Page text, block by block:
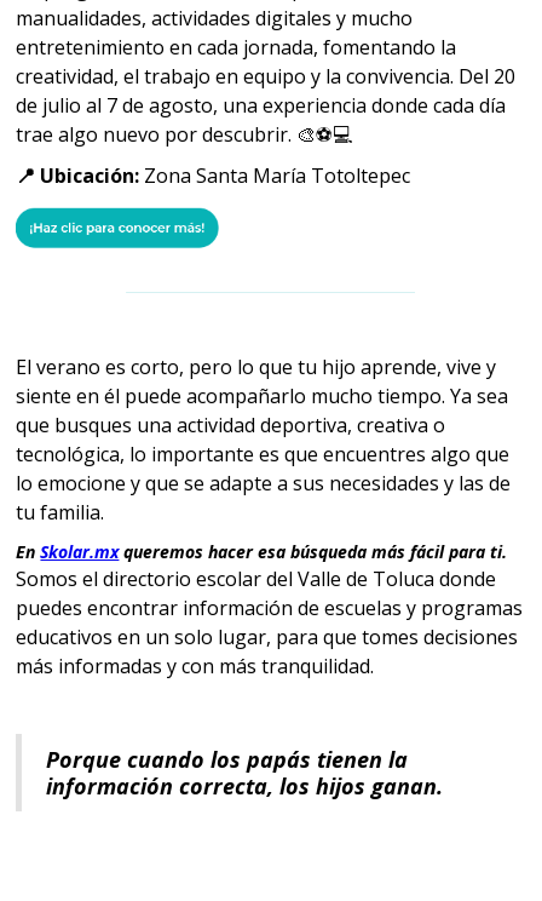
manualidades, actividades digitales y mucho
entretenimiento en cada jornada, fomentando la
creatividad, el trabajo en equipo y la convivencia. Del 20
de julio al 7 de agosto, una experiencia donde cada día
trae algo nuevo por descubrir. 🎨⚽💻
📍 Ubicación: Zona Santa María Totoltepec
El verano es corto, pero lo que tu hijo aprende, vive y
siente en él puede acompañarlo mucho tiempo. Ya sea
que busques una actividad deportiva, creativa o
tecnológica, lo importante es que encuentres algo que
lo emocione y que se adapte a sus necesidades y las de
tu familia.
EnSkolar.mxqueremos hacer esa búsqueda más fácil para ti.
Somos el directorio escolar del Valle de Toluca donde
puedes encontrar información de escuelas y programas
educativos en un solo lugar, para que tomes decisiones
más informadas y con más tranquilidad.
Porque cuando los papás tienen la
información correcta, los hijos ganan.